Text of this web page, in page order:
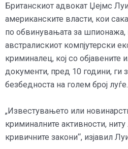
Британскиот адвокат Џејмс
американските власти, кои
по обвинувањата за шпионажа,
австралискиот компјутерски
криминалец, кој со објавените
документи, пред 10 години, ги
безбедноста на голем број луѓе.
„Известувањето или
криминалните активности,
кривичните закони“, изјавил